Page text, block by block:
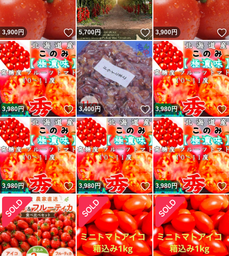
3,900円 いいね！
5,700円 いいね！
3,900円
3,980円 いいね！
3,400円 いいね！
3,980円
3,980円 いいね！
3,980円 いいね！
3,980円